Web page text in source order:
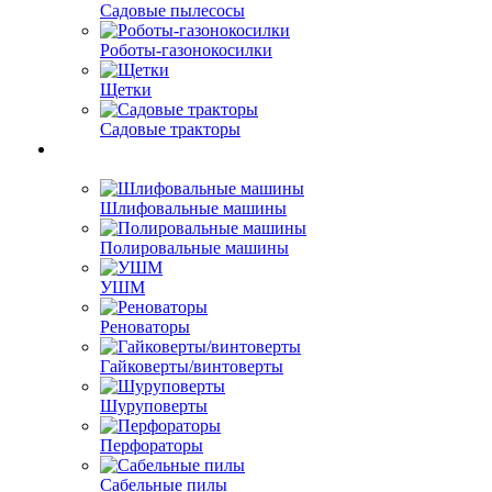
Садовые пылесосы
Роботы-газонокосилки
Щетки
Садовые тракторы
Шлифовальные машины
Полировальные машины
УШМ
Реноваторы
Гайковерты/винтоверты
Шуруповерты
Перфораторы
Сабельные пилы